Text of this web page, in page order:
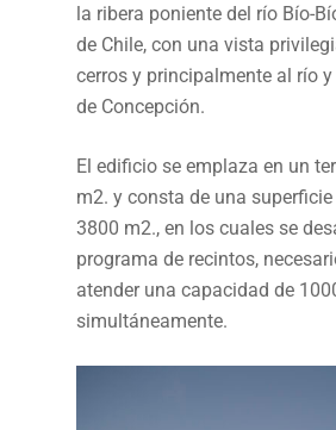
la ribera poniente del río Bío-
de Chile, con una vista
cerros y principalmente al río
de Concepción.
El edificio se emplaza en un
m2. y consta de una
3800 m2., en los cuales se
programa de recintos,
atender una capacidad de
simultáneamente.